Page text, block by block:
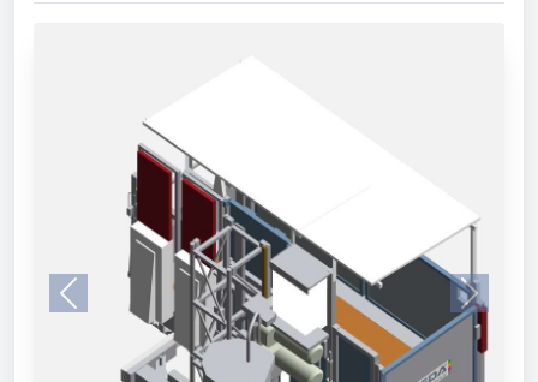
Previous Next